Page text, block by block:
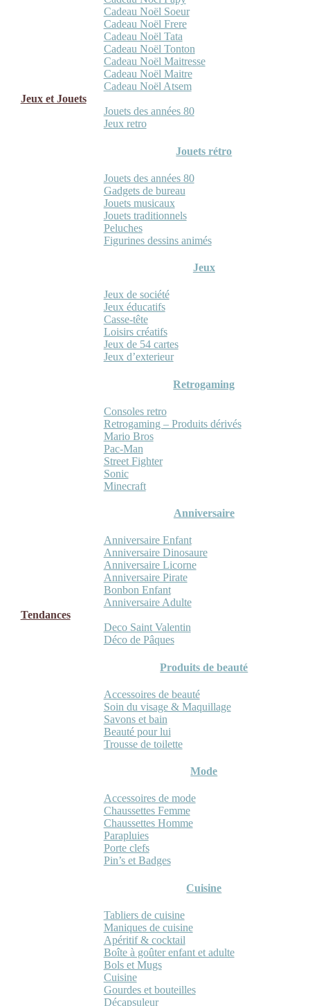
Cadeau Noël Soeur
Cadeau Noël Frere
Cadeau Noël Tata
Cadeau Noël Tonton
Cadeau Noël Maitresse
Cadeau Noël Maitre
Cadeau Noël Atsem
Jeux et Jouets
Jouets des années 80
Jeux retro
Jouets rétro
Jouets des années 80
Gadgets de bureau
Jouets musicaux
Jouets traditionnels
Peluches
Figurines dessins animés
Jeux
Jeux de société
Jeux éducatifs
Casse-tête
Loisirs créatifs
Jeux de 54 cartes
Jeux d’exterieur
Retrogaming
Consoles retro
Retrogaming – Produits dérivés
Mario Bros
Pac-Man
Street Fighter
Sonic
Minecraft
Anniversaire
Anniversaire Enfant
Anniversaire Dinosaure
Anniversaire Licorne
Anniversaire Pirate
Bonbon Enfant
Anniversaire Adulte
Tendances
Deco Saint Valentin
Déco de Pâques
Produits de beauté
Accessoires de beauté
Soin du visage & Maquillage
Savons et bain
Beauté pour lui
Trousse de toilette
Mode
Accessoires de mode
Chaussettes Femme
Chaussettes Homme
Parapluies
Porte clefs
Pin’s et Badges
Cuisine
Tabliers de cuisine
Maniques de cuisine
Apéritif & cocktail
Boîte à goûter enfant et adulte
Bols et Mugs
Cuisine
Gourdes et bouteilles
Décapsuleur